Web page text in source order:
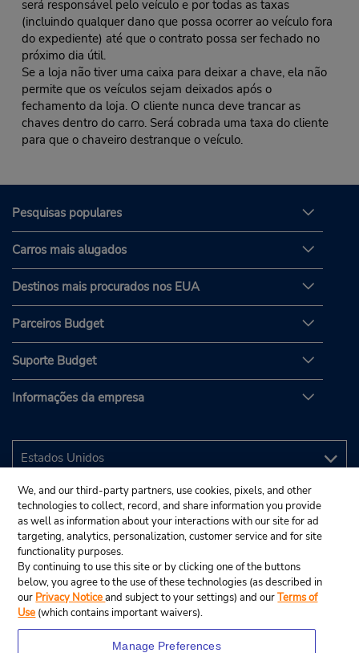
será responsável pelo veículo e por todas as taxas
(incluindo qualquer dano que possa ocorrer ao veículo fora
do expediente) até que o contrato possa ser fechado no
próximo dia útil.
Se a loja não tiver uma caixa para deixar a chave, ela não
permite que os veículos sejam deixados após o
fechamento da loja. O cliente nunca deve trancar as
chaves dentro do carro. Será cobrada uma taxa do cliente
para que o chaveiro destranque o veículo.
Pesquisas populares
Carros mais alugados
Destinos mais procurados nos EUA
Parceiros Budget
Suporte Budget
Informações da empresa
We, and our third-party partners, use cookies, pixels, and other
technologies to collect, record, and share information you provide
as well as information about your interactions with our site for ad
targeting, analytics, personalization, customer service and for site
functionality purposes.
By continuing to use this site or by clicking one of the buttons
below, you agree to the use of these technologies (as described in
our Privacy Noticeand subject to your settings) and ourTerms of
Use (which contains important waivers).
Manage Preferences